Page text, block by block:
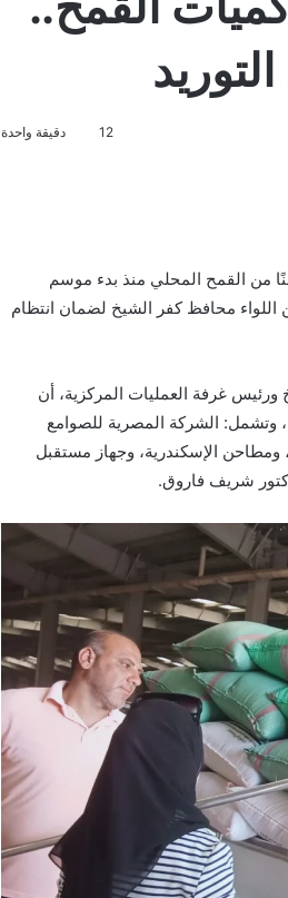
12 دقيقة واحدة
مواقع توريد القمح بمحافظة كفر الشيخ نحو 8243 طنًا من القمح المحلي منذ بدء موسم
اللواء محافظ كفر الشيخ لضمان انتظام
غرفة العمليات المركزية، أن
للجهات المسوقة، وتشمل: الشركة المصرية للصوامع
الإسكندرية، وجهاز مستقبل
شريف فاروق.